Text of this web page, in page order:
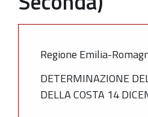
Regione Emilia-
DETERMINAZIONE
DELLA COSTA 14